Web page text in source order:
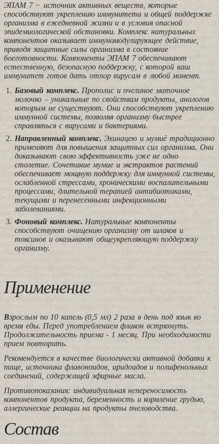
ЭПАМ 7 − источник активных веществ, которые
способствуют укреплению иммунитета и общей поддержке
организма в ежедневной жизни и в условия опасной
эпидемиологической обстановки. Комплекс натуральных
компонентов оказывает иммуномодулирующее действие,
приводя защитные силы организма в состояние
боеготовности. Компоненты ЭПАМ 7 обеспечивают
естественную, безопасную поддержку, с которой ваш
иммунитет готов дать отпор вирусам в любой момент.
Базовый комплекс. Прополис и пчелиное маточное
молочко – уникальные по свойствам продукты, аналогов
которым не существуют. Они способствуют укреплению
иммунной системы, позволяя организму быстрее
справляться с вирусами и бактериями.
Направленный комплекс. Эхинацею и мумиё традиционно
применяют для повышения защитных сил организма. Они
доказывают свою эффективность уже не одно
столетие. Сочетание мумие и экстрактов растений
обеспечивает мощную поддержку для иммунной системы,
ослабленной стрессами, хроническими воспалительными
процессами, длительной терапией антибиотиками,
текущими и перенесенными инфекционными
заболеваниями.
Фоновый комплекс. Натуральные компоненты
способствуют очищению организму от шлаков и
токсинов и оказывают общеукрепляющую поддержку
организму.
Применение
Взрослым по 10 капель (0,5 мл) 2 раза в день под язык во
время еды. Перед употреблением флакон встряхнуть.
Продолжительность приема ‑ 1 месяц. При необходимости
прием повторить.
Рекомендуется в качестве биологически активной добавки к
пище, источника флавоноидов, иридоидов и полифенольных
соединений, содержащей эфирные масла.
Противопоказания: индивидуальная непереносимость
компонентов продукта, беременность и кормление грудью,
аллергические реакции на продукты пчеловодства.
Состав